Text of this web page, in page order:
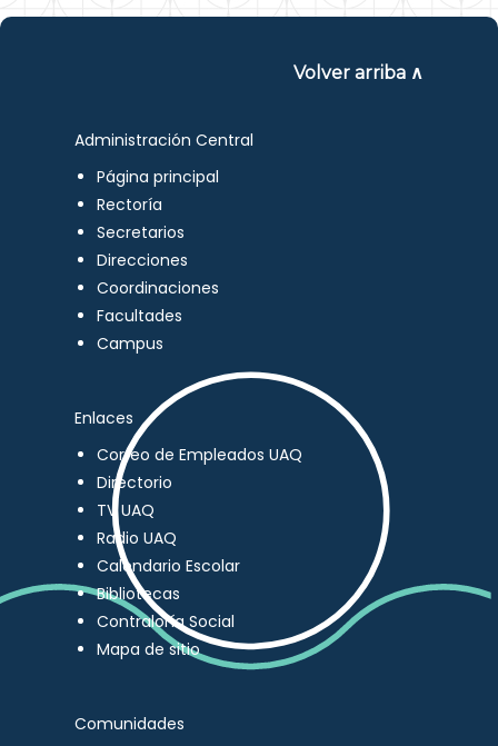
Volver arriba ∧
Administración Central
Página principal
Rectoría
Secretarios
Direcciones
Coordinaciones
Facultades
Campus
Enlaces
Correo de Empleados UAQ
Directorio
TV UAQ
Radio UAQ
Calendario Escolar
Bibliotecas
Contraloría Social
Mapa de sitio
Comunidades